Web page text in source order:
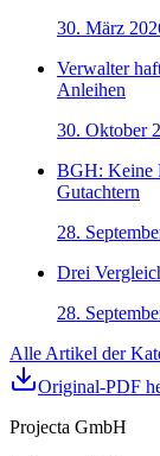
30. März
Verwalter
Anleihen
30. Oktober
BGH: Keine
Gutachtern
28.
Drei
28.
Alle Artikel der
Original-PDF
Projecta GmbH